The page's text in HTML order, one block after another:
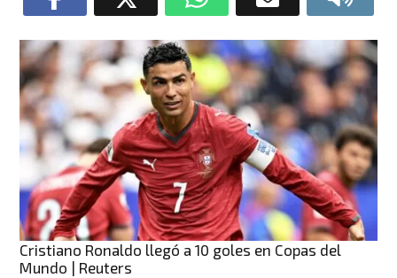
Cristiano Ronaldo llegó a 10 goles en Copas del
Mundo | Reuters